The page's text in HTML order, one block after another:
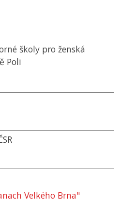
školy pro ženská
Poli
Velkého Brna"